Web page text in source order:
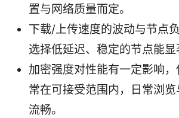
置与网络质量而定。
下载/上传速度的波动与节点
选择低延迟、稳定的节点能显
加密强度对性能有一定影响
常在可接受范围内，日常浏
流畅。